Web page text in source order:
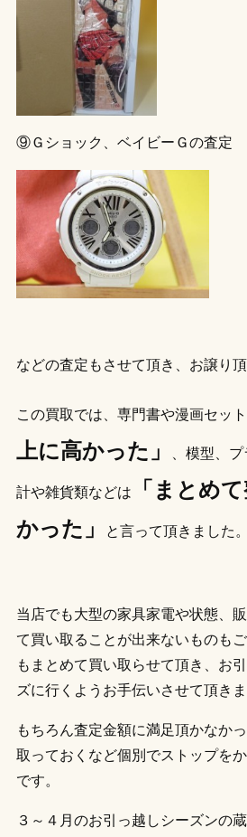
⑨Ｇショック、ベイビーＧの査定
などの査定もさせて頂き、お譲り頂
この買取では、専門書や漫画セッ
上に高かった」
、模型、
計や雑貨類などは
「まとめ
かった」
と言って頂きました。
当店でも大型の家具家電や状態、
て買い取ることが出来ないものも
もまとめて買い取らせて頂き、お
ズに行くようお手伝いさせて頂きま
もちろん査定金額に満足頂かなか
取っておくなど個別でストップを
です。
３～４月のお引っ越しシーズンの